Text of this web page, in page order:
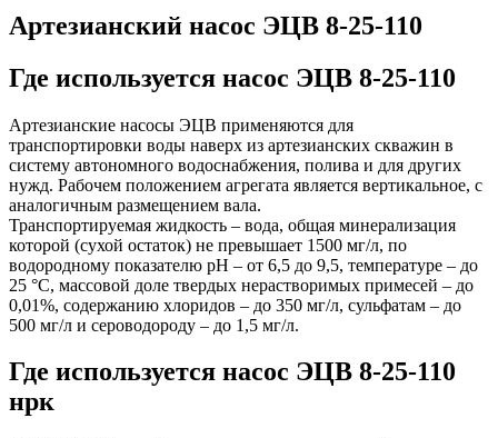
Артезианский насос ЭЦВ 8-25-110
Где используется насос ЭЦВ 8-25-110
Артезианские насосы ЭЦВ применяются для
транспортировки воды наверх из артезианских скважин в
систему автономного водоснабжения, полива и для других
нужд. Рабочем положением агрегата является вертикальное, с
аналогичным размещением вала.
Транспортируемая жидкость – вода, общая минерализация
которой (сухой остаток) не превышает 1500 мг/л, по
водородному показателю рН – от 6,5 до 9,5, температуре – до
25 °С, массовой доле твердых нерастворимых примесей – до
0,01%, содержанию хлоридов – до 350 мг/л, сульфатам – до
500 мг/л и сероводороду – до 1,5 мг/л.
Где используется насос ЭЦВ 8-25-110
нрк